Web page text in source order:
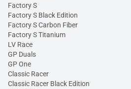
Factory S
Factory S Black Edition
Factory S Carbon Fiber
Factory S Titanium
LV Race
GP Duals
GP One
Classic Racer
Classic Racer Black Edition